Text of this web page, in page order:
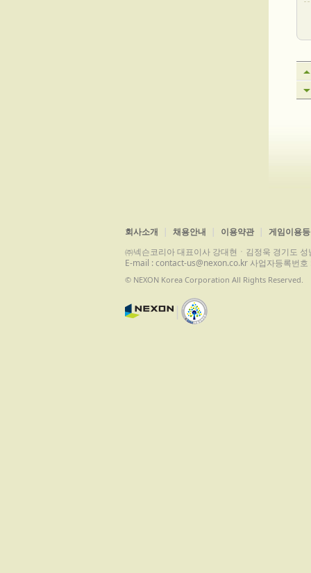
회사소개 채용안내 이용약관
게임이용
㈜넥슨코리아 대표이사 강대현ㆍ김정욱 경기도
E-mail : contact-us@nexon.co.kr 사업자등록번
© NEXON Korea Corporation All Rights Reserved.
|